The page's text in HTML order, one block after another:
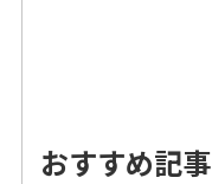
おすすめ記事